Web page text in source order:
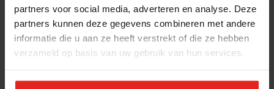
partners voor social media, adverteren en analyse. Deze
partners kunnen deze gegevens combineren met andere
informatie die u aan ze heeft verstrekt of die ze hebben
verzameld op basis van uw gebruik van hun services.
Volg ons
Aanmeldennieuwsbrief